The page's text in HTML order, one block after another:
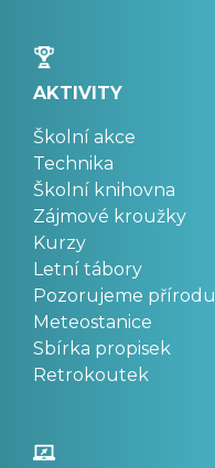
AKTIVITY
Školní akce
Technika
Školní knihovna
Zájmové kroužky
Kurzy
Letní tábory
Pozorujeme přírodu
Meteostanice
Sbírka propisek
Retrokoutek